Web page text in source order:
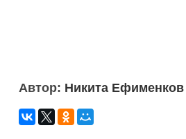
Автор: Никита Ефименков